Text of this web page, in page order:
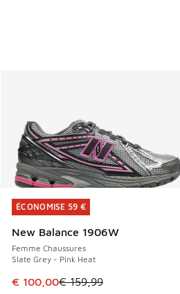
ÉCONOMISE 59 €
New Balance 1906W
Femme Chaussures
Slate Grey - Pink Heat
Cet article est en promotion.
€ 100,00€ 159,99
ÉCONOMISE 59 €